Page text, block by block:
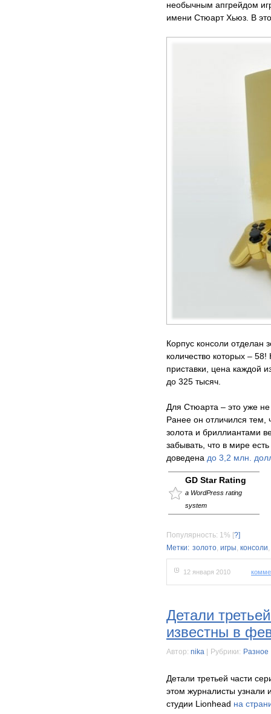
необычным апгрейдом
имени Стюарт Хьюз. В
Корпус консоли отделан
количество которых –
приставки, цена каждой
до 325 тысяч.
Для Стюарта – это уже
Ранее он отличился тем,
золота и бриллиантами
забывать, что в мире
доведена до 3,2 млн.
GD Star Rating
a WordPress rating
system
Популярность: 1% [?]
Метки: золото, игры, консоли,
12 января 2010
Детали
известны в
Автор: nika Рубрики: Разное
Детали третьей части
этом журналисты узнали
студии Lionhead на